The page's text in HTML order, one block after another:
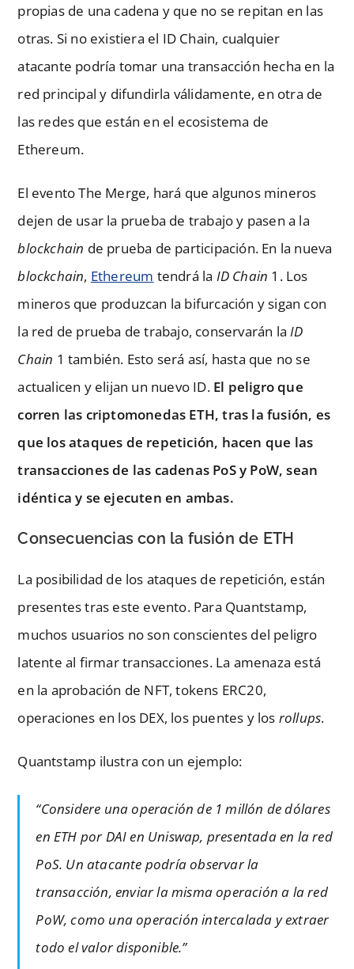
propias de una cadena y que no se repitan en las
otras. Si no existiera el ID Chain, cualquier
atacante podría tomar una transacción hecha en la
red principal y difundirla válidamente, en otra de
las redes que están en el ecosistema de
Ethereum.
El evento The Merge, hará que algunos mineros
dejen de usar la prueba de trabajo y pasen a la
blockchain de prueba de participación. En la nueva
blockchain, Ethereum tendrá la ID Chain 1. Los
mineros que produzcan la bifurcación y sigan con
la red de prueba de trabajo, conservarán la ID
Chain 1 también. Esto será así, hasta que no se
actualicen y elijan un nuevo ID. El peligro que
corren las criptomonedas ETH, tras la fusión, es
que los ataques de repetición, hacen que las
transacciones de las cadenas PoS y PoW, sean
idéntica y se ejecuten en ambas.
Consecuencias con la fusión de ETH
La posibilidad de los ataques de repetición, están
presentes tras este evento. Para Quantstamp,
muchos usuarios no son conscientes del peligro
latente al firmar transacciones. La amenaza está
en la aprobación de NFT, tokens ERC20,
operaciones en los DEX, los puentes y los rollups.
Quantstamp ilustra con un ejemplo:
“Considere una operación de 1 millón de dólares
en ETH por DAI en Uniswap, presentada en la red
PoS. Un atacante podría observar la
transacción, enviar la misma operación a la red
PoW, como una operación intercalada y extraer
todo el valor disponible.”